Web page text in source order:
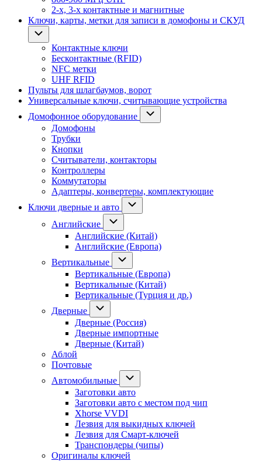
2-х, 3-х контактные и магнитные
Ключи, карты, метки для записи в домофоны и СКУД
Контактные ключи
Бесконтактные (RFID)
NFC метки
UHF RFID
Пульты для шлагбаумов, ворот
Универсальные ключи, считывающие устройства
Домофонное оборудование
Домофоны
Трубки
Кнопки
Считыватели, контакторы
Контроллеры
Коммутаторы
Адаптеры, конвертеры, комплектующие
Ключи дверные и авто
Английские
Английские (Китай)
Английские (Европа)
Вертикальные
Вертикальные (Европа)
Вертикальные (Китай)
Вертикальные (Турция и др.)
Дверные
Дверные (Россия)
Дверные импортные
Дверные (Китай)
Аблой
Почтовые
Автомобильные
Заготовки авто
Заготовки авто с местом под чип
Xhorse VVDI
Лезвия для выкидных ключей
Лезвия для Смарт-ключей
Транспондеры (чипы)
Оригиналы ключей